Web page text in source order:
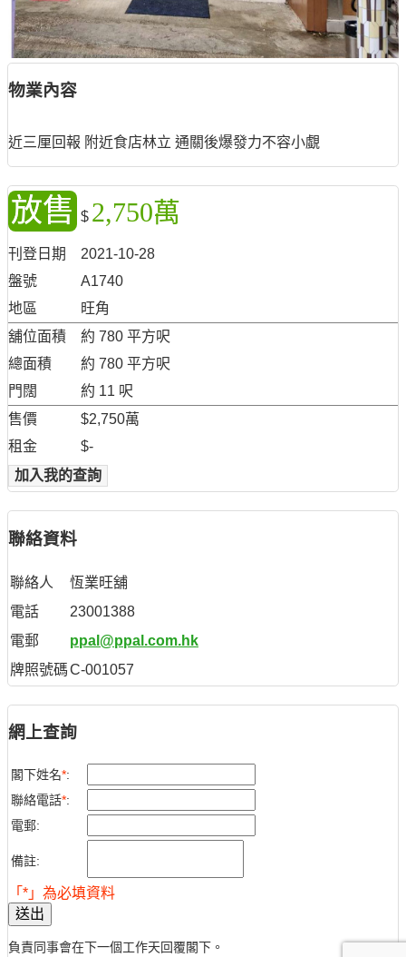
物業內容
近三厘回報 附近食店林立 通關後爆發力不容小覷
放售 $ 2,750萬
刊登日期
2021-10-28
盤號
A1740
地區
旺角
舖位面積
約 780 平方呎
總面積
約 780 平方呎
門闊
約 11 呎
售價
$2,750萬
租金
$-
加入我的查詢
聯絡資料
聯絡人
恆業旺舖
電話
23001388
電郵
ppal@ppal.com.hk
牌照號碼C-001057
網上查詢
閣下姓名*:
聯絡電話*:
電郵:
備註:
「*」為必填資料
送出
負責同事會在下一個工作天回覆閣下。